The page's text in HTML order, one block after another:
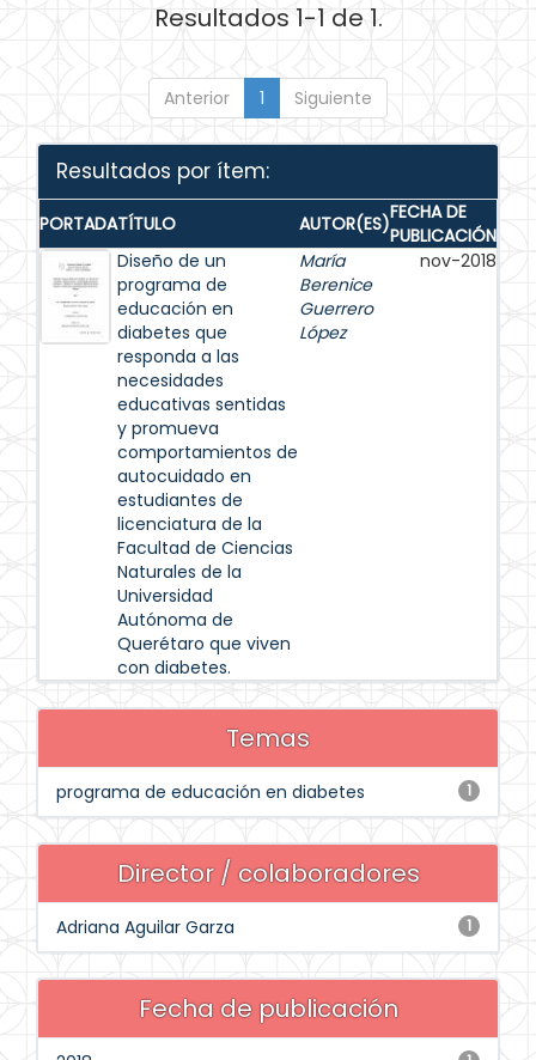
Resultados 1-1 de 1.
Anterior 1 Siguiente
Resultados por ítem:
PORTADATÍTULO AUTOR(ES)FECHA DE
PUBLICACIÓN
Diseño de un
programa de
educación en
diabetes que
responda a las
necesidades
educativas sentidas
y promueva
comportamientos de
autocuidado en
estudiantes de
licenciatura de la
Facultad de Ciencias
Naturales de la
Universidad
Autónoma de
Querétaro que viven
con diabetes.
María
Berenice
Guerrero
López
nov-2018
Temas
1
programa de educación en diabetes
Director / colaboradores
1
Adriana Aguilar Garza
Fecha de publicación